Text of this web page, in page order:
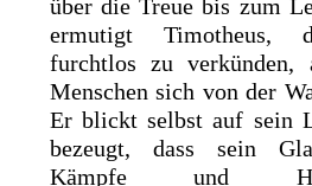
über die Treue bis zum
ermutigt Timotheus,
furchtlos zu verkünden,
Menschen sich von der
Er blickt selbst auf sein
bezeugt, dass sein
Kämpfe und